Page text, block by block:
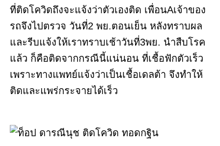
ที่ติดโควิดถึงจะแจ้งว่าตัวเองติด เพื่อนAเจ้าของ
รถจึงไปตรวจ วันที่2 พย.ตอนเย็น หลังทราบผล
และรีบแจ้งให้เราทราบเช้าวันที่3พย. นำสืบโรค
แล้ว ก็คือติดจากกรณีนี้แน่นอน ที่เชื้อฟักตัวเร็ว
เพราะทางแพทย์แจ้งว่าเป็นเชื้อเดลต้า จึงทำให้
ติดและแพร่กระจายได้เร็ว